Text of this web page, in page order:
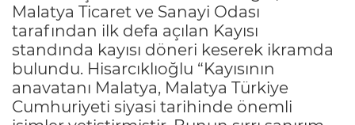
Malatya Ticaret ve Sanayi Odası
tarafından ilk defa açılan Kayısı
standında kayısı döneri keserek ikramda
bulundu. Hisarcıklıoğlu “Kayısının
anavatanı Malatya, Malatya Türkiye
Cumhuriyeti siyasi tarihinde önemli